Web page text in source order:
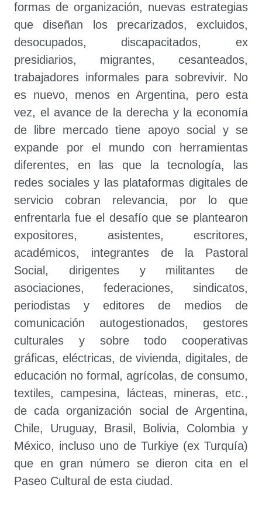
formas de organización, nuevas estrategias
que diseñan los precarizados, excluidos,
desocupados, discapacitados, ex
presidiarios, migrantes, cesanteados,
trabajadores informales para sobrevivir. No
es nuevo, menos en Argentina, pero esta
vez, el avance de la derecha y la economía
de libre mercado tiene apoyo social y se
expande por el mundo con herramientas
diferentes, en las que la tecnología, las
redes sociales y las plataformas digitales de
servicio cobran relevancia, por lo que
enfrentarla fue el desafío que se plantearon
expositores, asistentes, escritores,
académicos, integrantes de la Pastoral
Social, dirigentes y militantes de
asociaciones, federaciones, sindicatos,
periodistas y editores de medios de
comunicación autogestionados, gestores
culturales y sobre todo cooperativas
gráficas, eléctricas, de vivienda, digitales, de
educación no formal, agrícolas, de consumo,
textiles, campesina, lácteas, mineras, etc.,
de cada organización social de Argentina,
Chile, Uruguay, Brasil, Bolivia, Colombia y
México, incluso uno de Turkiye (ex Turquía)
que en gran número se dieron cita en el
Paseo Cultural de esta ciudad.